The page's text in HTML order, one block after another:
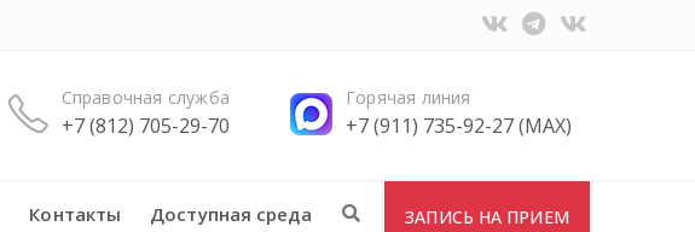
Справочная служба
+7 (812) 705-29-70
Горячая линия
+7 (911) 735-92-27 (MAX)
Контакты Доступная среда ЗАПИСЬ НА ПРИЕМ